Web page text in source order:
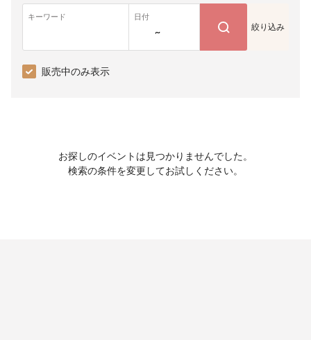
キーワード 日付
~ 絞り込み
販売中のみ表示
お探しのイベントは見つかりませんでした。
検索の条件を変更してお試しください。